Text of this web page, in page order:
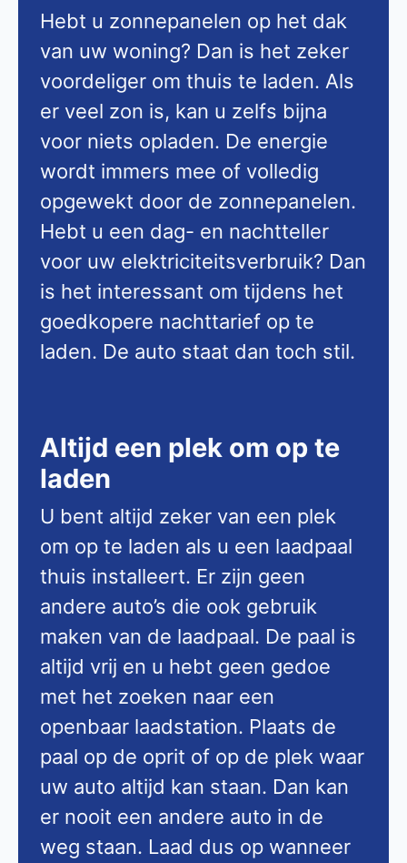
Hebt u zonnepanelen op het dak
van uw woning? Dan is het zeker
voordeliger om thuis te laden. Als
er veel zon is, kan u zelfs bijna
voor niets opladen. De energie
wordt immers mee of volledig
opgewekt door de zonnepanelen.
Hebt u een dag- en nachtteller
voor uw elektriciteitsverbruik? Dan
is het interessant om tijdens het
goedkopere nachttarief op te
laden. De auto staat dan toch stil.
Altijd een plek om op te
laden
U bent altijd zeker van een plek
om op te laden als u een laadpaal
thuis installeert. Er zijn geen
andere auto’s die ook gebruik
maken van de laadpaal. De paal is
altijd vrij en u hebt geen gedoe
met het zoeken naar een
openbaar laadstation. Plaats de
paal op de oprit of op de plek waar
uw auto altijd kan staan. Dan kan
er nooit een andere auto in de
weg staan. Laad dus op wanneer